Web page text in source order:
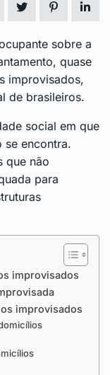
sobre a
quase
improvisados,
de brasileiros.
social em que
se encontra.
que não
para
improvisados
improvisados